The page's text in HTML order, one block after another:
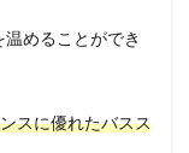
めることができ
スに優れたバスス